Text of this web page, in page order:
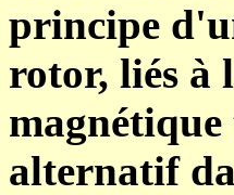
principe
rotor, liés à
alternatif